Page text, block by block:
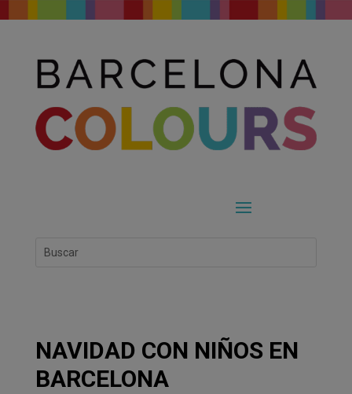
NAVIDAD CON NIÑOS EN
BARCELONA